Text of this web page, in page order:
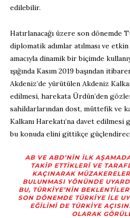
edilebilir.
Hatırlanacağı üzere son dönemde
diplomatik adımlar atılması ve etkin
amacıyla dinamik bir biçimde
ışığında Kasım 2019 başından
Akdeniz’de yürütülen Akdeniz
edilmesi, harekata Ürdün’den
sahildarlarından dost, müttefik ve
Kalkanı Harekatı’na davet edilmesi
bu konuda elini gittikçe
AB VE ABD’NIN ILK
TAKIP ETTIKLERI VE
KAÇINARAK
BULUNMASI YÖNÜNDE
BU, TÜRKIYE’NIN
SON DÖNEMDE TÜRKIYE ILE
EĞILIMI DE TÜRKIYE
OLARAK